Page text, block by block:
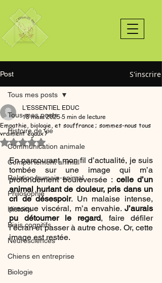
Post S'inscrire
Tous mes posts
Histoire de vie
Communication animale
Comportement animal
Relation humain-animal
Philosophie
Histoire
Biais cognitifs
Neurosciences
Chiens en entreprise
Biologie
Tous mes posts
Empathie, biologie, et souffrance ; sommes-nous tous
vraiment égaux ?
L'ESSENTIEL EDUC
18 mars 2025 5 min de lecture
Noté NaN étoiles sur 5.
En parcourant mon fil d’actualité, je suis
tombée sur une image qui m’a
profondément bouleversée : celle d’un
animal hurlant de douleur, pris dans un
cri de désespoir. Un malaise intense,
presque viscéral, m’a envahie. J’aurais
pu détourner le regard, faire défiler
l’écran et passer à autre chose. Or, cette
image est restée.